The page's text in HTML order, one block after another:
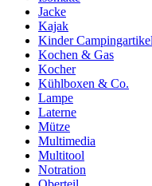
Jacke
Kajak
Kinder Campingartikel
Kochen & Gas
Kocher
Kühlboxen & Co.
Lampe
Laterne
Mütze
Multimedia
Multitool
Notration